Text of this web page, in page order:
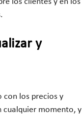
y
con los precios y
cualquier momento, y